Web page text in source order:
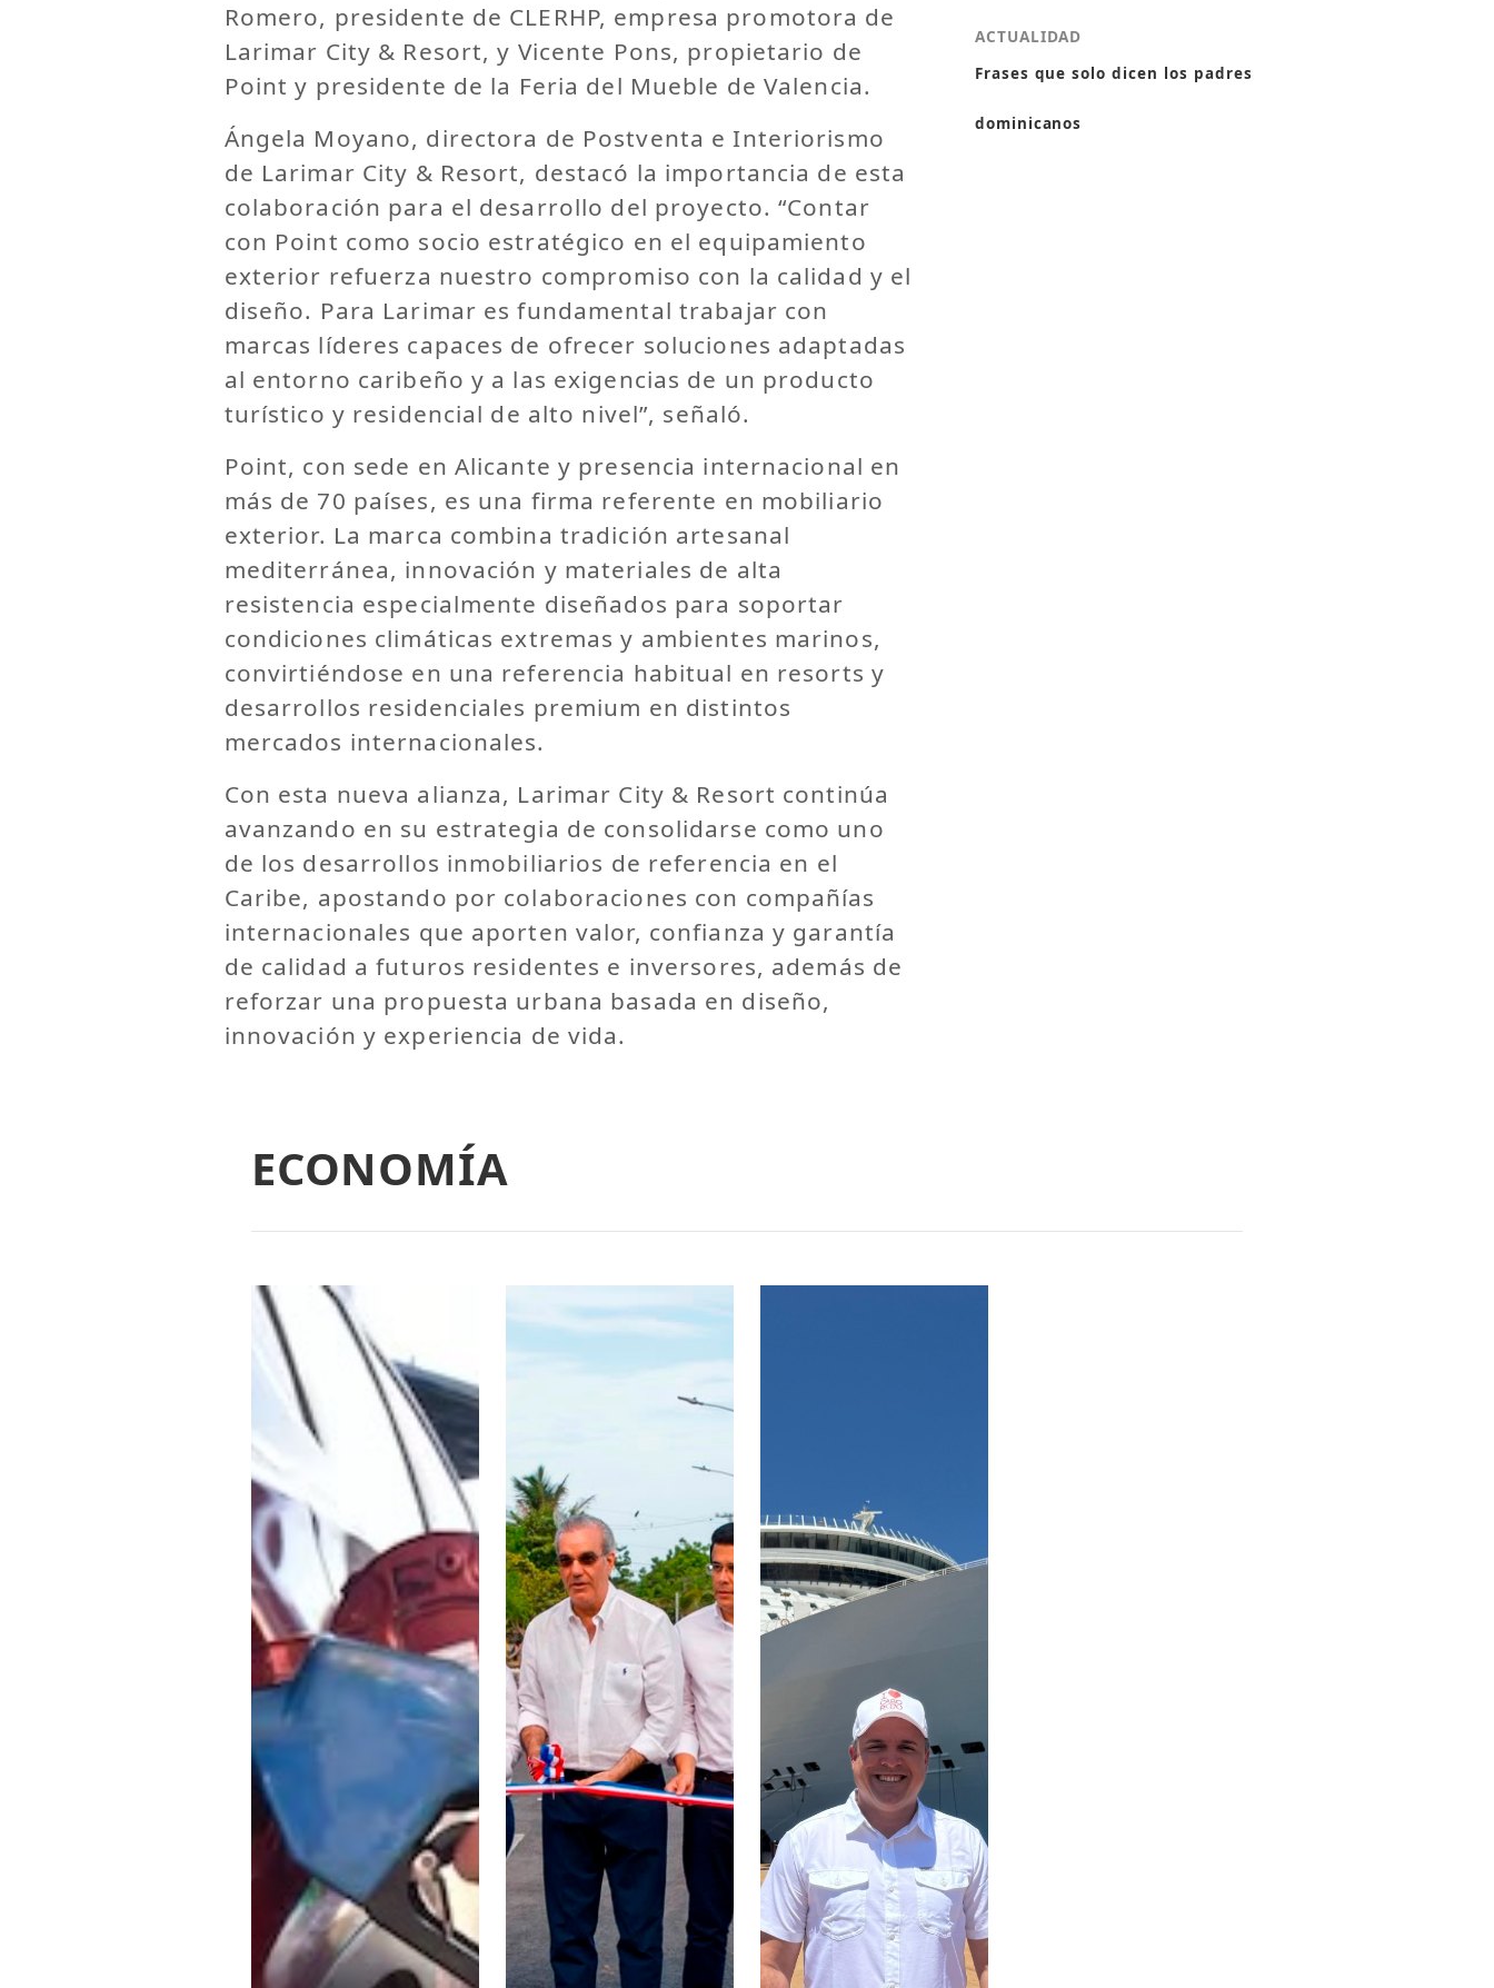
Romero, presidente de CLERHP, empresa promotora de
Larimar City & Resort, y Vicente Pons, propietario de
Point y presidente de la Feria del Mueble de Valencia.
Ángela Moyano, directora de Postventa e Interiorismo
de Larimar City & Resort, destacó la importancia de esta
colaboración para el desarrollo del proyecto. “Contar
con Point como socio estratégico en el equipamiento
exterior refuerza nuestro compromiso con la calidad y el
diseño. Para Larimar es fundamental trabajar con
marcas líderes capaces de ofrecer soluciones adaptadas
al entorno caribeño y a las exigencias de un producto
turístico y residencial de alto nivel”, señaló.
Point, con sede en Alicante y presencia internacional en
más de 70 países, es una firma referente en mobiliario
exterior. La marca combina tradición artesanal
mediterránea, innovación y materiales de alta
resistencia especialmente diseñados para soportar
condiciones climáticas extremas y ambientes marinos,
convirtiéndose en una referencia habitual en resorts y
desarrollos residenciales premium en distintos
mercados internacionales.
Con esta nueva alianza, Larimar City & Resort continúa
avanzando en su estrategia de consolidarse como uno
de los desarrollos inmobiliarios de referencia en el
Caribe, apostando por colaboraciones con compañías
internacionales que aporten valor, confianza y garantía
de calidad a futuros residentes e inversores, además de
reforzar una propuesta urbana basada en diseño,
innovación y experiencia de vida.
ACTUALIDAD
Frases que solo dicen los padres
dominicanos
ECONOMÍA